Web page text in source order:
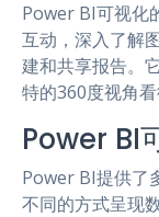
Power BI可视化
互动，深入了解
建和共享报告。
特的360度视角看
Power BI
Power BI提供了
不同的方式呈现数